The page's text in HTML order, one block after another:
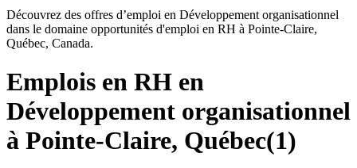
Découvrez des offres d’emploi en Développement organisationnel
dans le domaine opportunités d'emploi en RH à Pointe-Claire,
Québec, Canada.
Emplois en RH en
Développement organisationnel
à Pointe-Claire, Québec(1)